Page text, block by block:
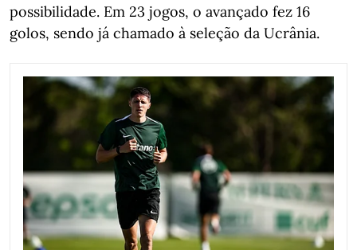
possibilidade. Em 23 jogos, o avançado fez 16
golos, sendo já chamado à seleção da Ucrânia.